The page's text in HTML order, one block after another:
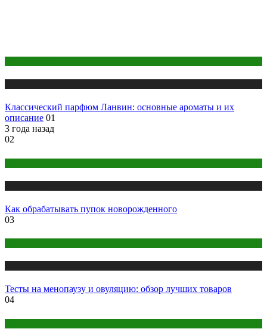
Классический парфюм Ланвин: основные ароматы и их
описание 01
3 года назад
02
Как обрабатывать пупок новорожденного
03
Тесты на менопаузу и овуляцию: обзор лучших товаров
04